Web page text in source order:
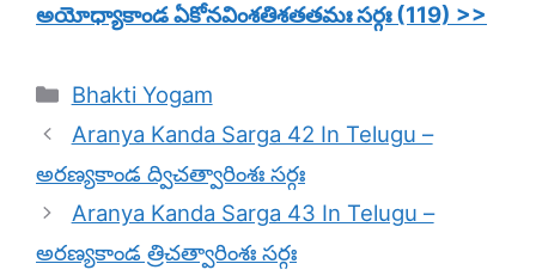
అయోధ్యాకాండ ఏకోనవింశతిశతతమః సర్గః (119) >>
Categories
Bhakti Yogam
Aranya Kanda Sarga 42 In Telugu –
అరణ్యకాండ ద్విచత్వారింశః సర్గః
Aranya Kanda Sarga 43 In Telugu –
అరణ్యకాండ త్రిచత్వారింశః సర్గః